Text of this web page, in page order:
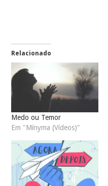
Relacionado
Medo ou Temor
Em "Mínyma (Vídeos)"